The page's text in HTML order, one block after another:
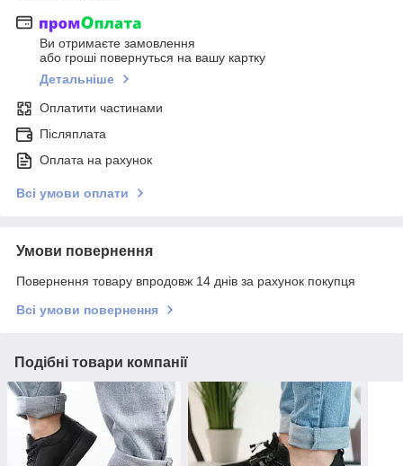
Ви отримаєте замовлення
або гроші повернуться на вашу картку
Детальніше
Оплатити частинами
Післяплата
Оплата на рахунок
Всі умови оплати
Умови повернення
Повернення товару впродовж 14 днів за рахунок покупця
Всі умови повернення
Подібні товари компанії